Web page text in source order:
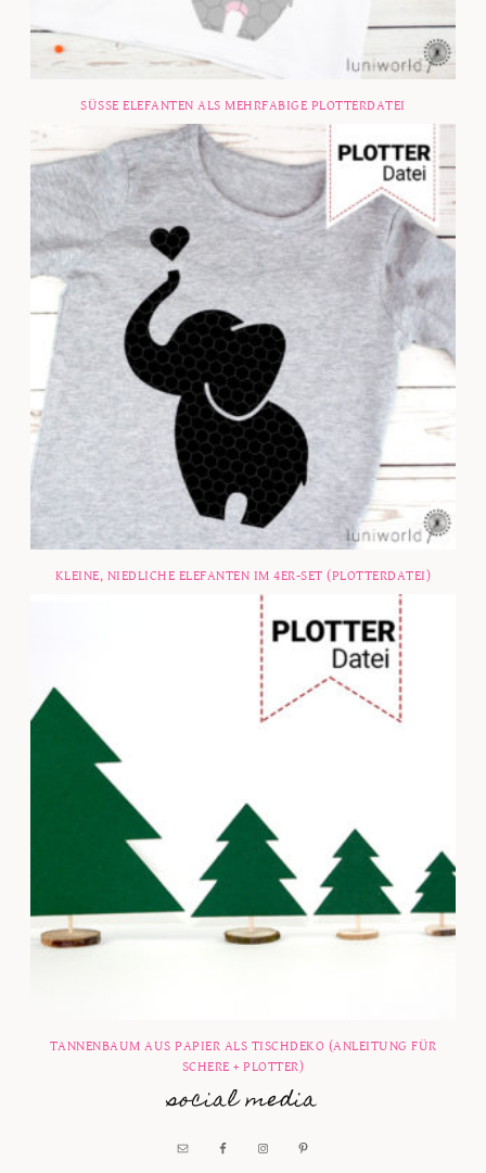
SÜSSE ELEFANTEN ALS MEHRFABIGE PLOTTERDATEI
KLEINE, NIEDLICHE ELEFANTEN IM 4ER-SET (PLOTTERDATEI)
TANNENBAUM AUS PAPIER ALS TISCHDEKO (ANLEITUNG FÜR
SCHERE + PLOTTER)
social media